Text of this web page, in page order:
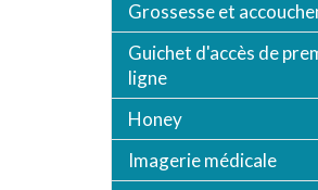
Grossesse et
Guichet d'accès de
ligne
Honey
Imagerie médicale